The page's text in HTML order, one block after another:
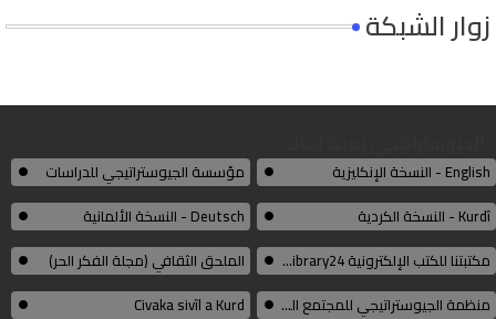
زوار الشبكة
مؤسسة الجيوستراتيجي للدراسات
English - النسخة الإنكليزية
Deutsch - النسخة الألمانية
Kurdî - النسخة الكردية
الملحق الثقافي (مجلة الفكر الحر)
مكتبتنا للكتب الإلكترونية Thelibrary24
Civaka sivîl a Kurd
منظمة الجيوستراتيجي للمجتمع المدني الكوردي